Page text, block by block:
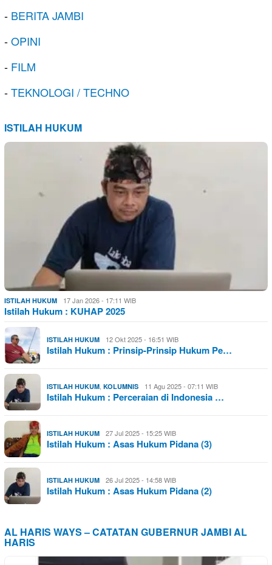
- BERITA JAMBI
-OPINI
- FILM
-TEKNOLOGI / TECHNO
ISTILAH HUKUM
ISTILAH HUKUM 17 Jan 2026 - 17:11 WIB
Istilah Hukum : KUHAP 2025
ISTILAH HUKUM 12 Okt 2025 - 16:51 WIB
Istilah Hukum : Prinsip-Prinsip Hukum Pe…
ISTILAH HUKUM, KOLUMNIS 11 Agu 2025 - 07:11 WIB
Istilah Hukum : Perceraian di Indonesia …
ISTILAH HUKUM 27 Jul 2025 - 15:25 WIB
Istilah Hukum : Asas Hukum Pidana (3)
ISTILAH HUKUM 26 Jul 2025 - 14:58 WIB
Istilah Hukum : Asas Hukum Pidana (2)
AL HARIS WAYS – CATATAN GUBERNUR JAMBI AL
HARIS